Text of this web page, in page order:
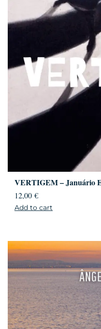
VERTIGEM – Januário
12,00 €
Add to cart